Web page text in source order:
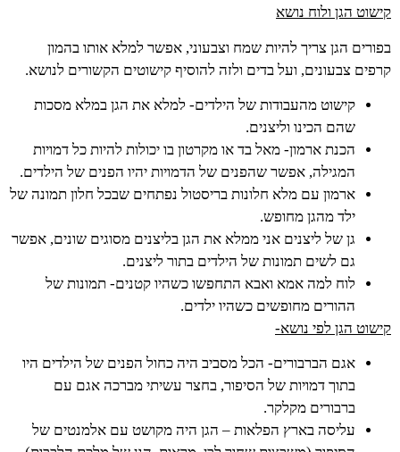
קישוט הגן ולוח נושא
בפורים הגן צריך להיות שמח וצבעוני, אפשר למלא אותו בהמון
קרפים צבעונים, ועל בדים ולזה להוסיף קישוטים הקשורים לנושא.
קישוט מהעבודות של הילדים- למלא את הגן במלא מסכות
שהם הכינו וליצנים.
הכנת ארמון- מאל בד או מקרטון בו יכולות להיות כל דמויות
המגילה, אפשר שהפנים של הדמויות יהיו הפנים של הילדים.
ארמון עם מלא חלונות בריסטול נפתחים שבכל חלון תמונה של
ילד מהגן מחופש.
גן של ליצנים אני ממלא את הגן בליצנים מסוגים שונים, אפשר
גם לשים תמונות של הילדים בתור ליצנים.
לוח למה אמא ואבא התחפשו כשהיו קטנים- תמונות של
ההורים מחופשים כשהיו ילדים.
קישוט הגן לפי נושא-
אגם הברבורים- הכל מסביב היה כחול הפנים של הילדים היו
בתוך דמויות של הסיפור, בחצר עשיתי מברכה אגם עם
ברבורים מקלקר.
עליסה בארץ הפלאות – הגן היה מקושט עם אלמנטים של